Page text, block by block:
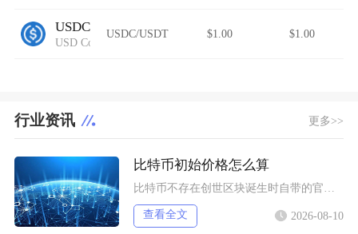
USDC
USD Coin Avalanche Bridged (USDC.e)
USDC/USDT $1.00 $1.00
行业资讯 更多>>
比特币初始价格怎么算
查看全文 2026-08-10